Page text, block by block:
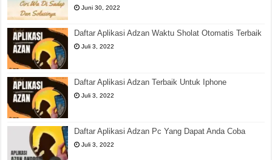
Juni 30, 2022
Daftar Aplikasi Adzan Waktu Sholat Otomatis Terbaik
Juli 3, 2022
Daftar Aplikasi Adzan Terbaik Untuk Iphone
Juli 3, 2022
Daftar Aplikasi Adzan Pc Yang Dapat Anda Coba
Juli 3, 2022